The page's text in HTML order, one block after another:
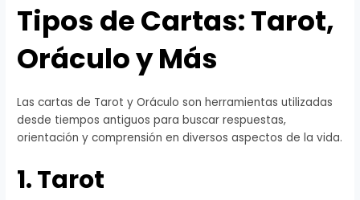
Tipos de Cartas: Tarot,
Oráculo y Más
Las cartas de Tarot y Oráculo son herramientas utilizadas
desde tiempos antiguos para buscar respuestas,
orientación y comprensión en diversos aspectos de la vida.
1. Tarot